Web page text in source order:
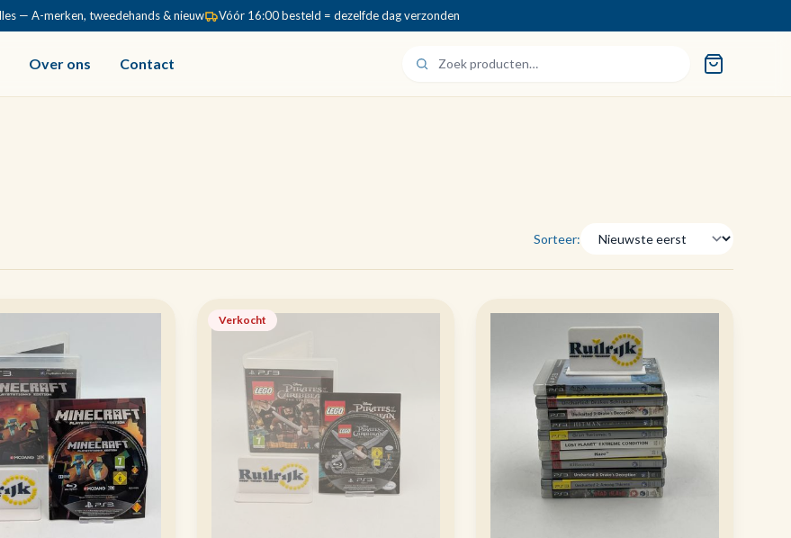
— A-merken, tweedehands & nieuw Vóór 16:00 besteld = dezelfde dag verzonden
Over ons Contact
Sorteer:
Verkocht